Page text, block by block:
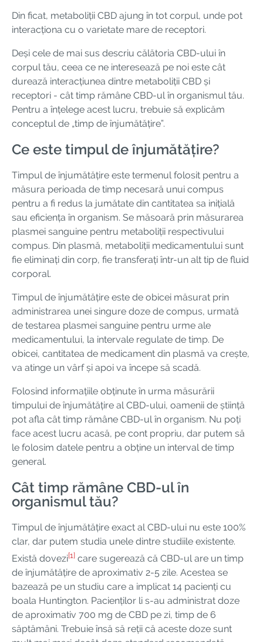
Din ficat, metaboliții CBD ajung în tot corpul, unde pot
interacționa cu o varietate mare de receptori.
Deși cele de mai sus descriu călătoria CBD-ului în
corpul tău, ceea ce ne interesează pe noi este cât
durează interacțiunea dintre metaboliții CBD și
receptori - cât timp rămâne CBD-ul în organismul tău.
Pentru a înțelege acest lucru, trebuie să explicăm
conceptul de „timp de înjumătățire”.
Ce este timpul de înjumătățire?
Timpul de înjumătățire este termenul folosit pentru a
măsura perioada de timp necesară unui compus
pentru a fi redus la jumătate din cantitatea sa inițială
sau eficiența în organism. Se măsoară prin măsurarea
plasmei sanguine pentru metaboliții respectivului
compus. Din plasmă, metaboliții medicamentului sunt
fie eliminați din corp, fie transferați într-un alt tip de fluid
corporal.
Timpul de înjumătățire este de obicei măsurat prin
administrarea unei singure doze de compus, urmată
de testarea plasmei sanguine pentru urme ale
medicamentului, la intervale regulate de timp. De
obicei, cantitatea de medicament din plasmă va crește,
va atinge un vârf și apoi va începe să scadă.
Folosind informațiile obținute în urma măsurării
timpului de înjumătățire al CBD-ului, oamenii de știință
pot afla cât timp rămâne CBD-ul în organism. Nu poți
face acest lucru acasă, pe cont propriu, dar putem să
le folosim datele pentru a obține un interval de timp
general.
Cât timp rămâne CBD-ul în
organismul tău?
Timpul de înjumătățire exact al CBD-ului nu este 100%
clar, dar putem studia unele dintre studiile existente.
Există dovezi[1] care sugerează că CBD-ul are un timp
de înjumătățire de aproximativ 2-5 zile. Acestea se
bazează pe un studiu care a implicat 14 pacienți cu
boala Huntington. Pacienților li s-au administrat doze
de aproximativ 700 mg de CBD pe zi, timp de 6
săptămâni. Trebuie însă să reții că aceste doze sunt